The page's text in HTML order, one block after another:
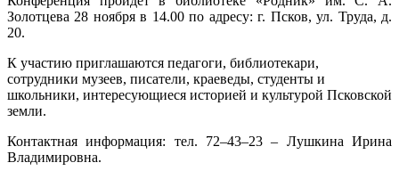
Золотцева 28 ноября в 14.00 по адресу: г. Псков, ул. Труда, д.
20.
К участию приглашаются педагоги, библиотекари,
сотрудники музеев, писатели, краеведы, студенты и
школьники, интересующиеся историей и культурой Псковской
земли.
Контактная информация: тел. 72–43–23 – Лушкина Ирина
Владимировна.